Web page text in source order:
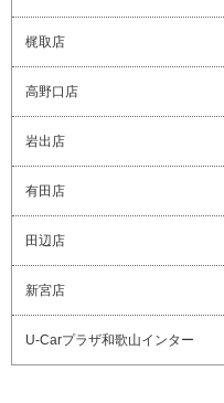
梶取店
高野口店
岩出店
有田店
田辺店
新宮店
U-Carプラザ和歌山インター